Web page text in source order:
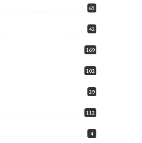
65
42
169
102
29
112
4